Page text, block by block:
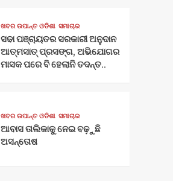
ଖବର ଉପାନ୍ତ ଓଡିଶା ସମାଚାର
ସଢା ପଞ୍ଚାୟତର ସରକାରୀ ଅନୁଦାନ
ଆତ୍ମସାତ୍ ପ୍ରସଙ୍ଗ, ଅଭିଯୋଗର
ମାସକ ପରେ ବି ହେଲାନି ତଦନ୍ତ..
ଖବର ଉପାନ୍ତ ଓଡିଶା ସମାଚାର
ଆବାସ ତାଲିକାକୁ ନେଇ ବଢ଼ୁଛି
ଅସନ୍ତୋଷ